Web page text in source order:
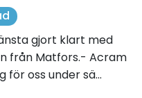
gjort klart med
från Matfors.- Acram
oss under sä...